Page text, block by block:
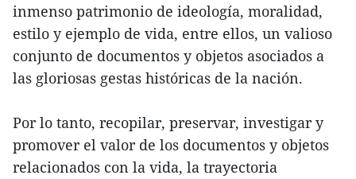
inmenso patrimonio de ideología, moralidad,
estilo y ejemplo de vida, entre ellos, un valioso
conjunto de documentos y objetos asociados a
las gloriosas gestas históricas de la nación.
Por lo tanto, recopilar, preservar, investigar y
promover el valor de los documentos y objetos
relacionados con la vida, la trayectoria